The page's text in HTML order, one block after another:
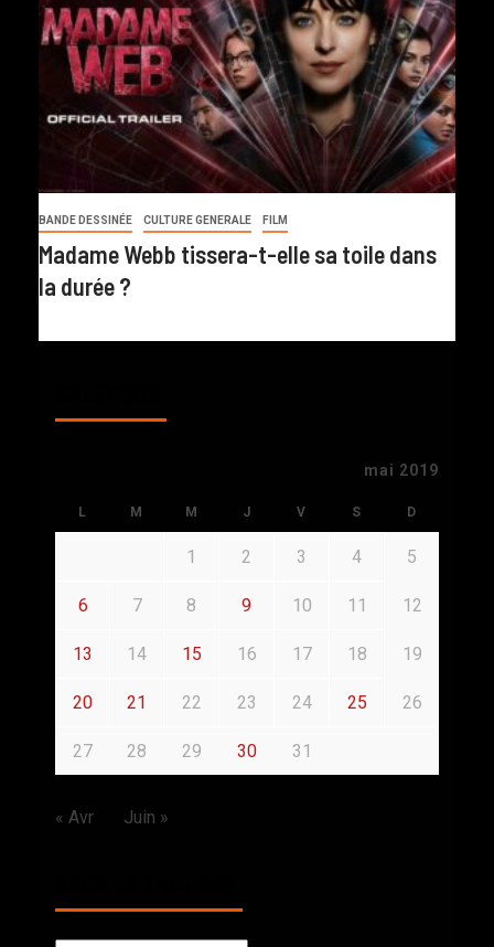
BANDE DESSINÉE CULTURE GENERALE FILM
Madame Webb tissera-t-elle sa toile dans
la durée ?
mai 2019
L M M J V S D
1 2 3 4 5
6 7 8 9 10 11 12
13 14 15 16 17 18 19
20 21 22 23 24 25 26
27 28 29 30 31
« Avr Juin »